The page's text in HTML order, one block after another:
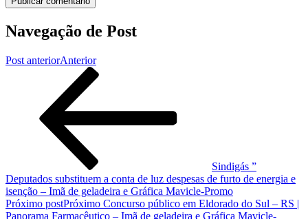
Navegação de Post
Post anteriorAnterior
Sindigás ”
Deputados substituem a conta de luz despesas de furto de energia e
isenção – Imã de geladeira e Gráfica Mavicle-Promo
Próximo postPróximo Concurso público em Eldorado do Sul – RS |
Panorama Farmacêutico – Imã de geladeira e Gráfica Mavicle-